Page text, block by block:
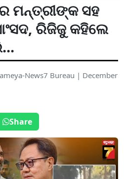
ମନ୍ତ୍ରୀଙ୍କ ସହ
ରିଜିଜୁ କହିଲେ
News7 Bureau | December
Share